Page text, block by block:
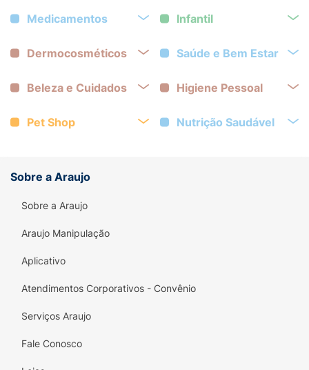
Medicamentos Infantil
Dermocosméticos Saúde e Bem Estar
Beleza e Cuidados Higiene Pessoal
Pet Shop Nutrição Saudável
Sobre a Araujo
Sobre a Araujo
Araujo Manipulação
Aplicativo
Atendimentos Corporativos - Convênio
Serviços Araujo
Fale Conosco